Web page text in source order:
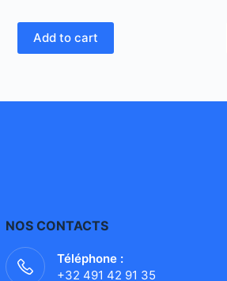
Add to cart
NOS CONTACTS
Téléphone :
+32 491 42 91 35